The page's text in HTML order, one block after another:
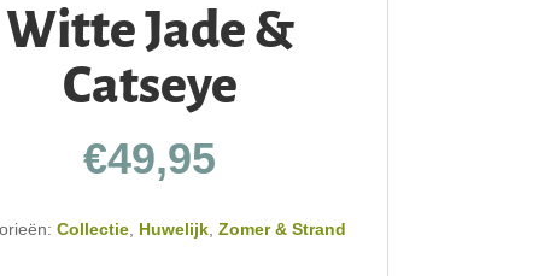
Witte Jade &
Catseye
€49,95
Collectie Huwelijk ,Zomer & Strand